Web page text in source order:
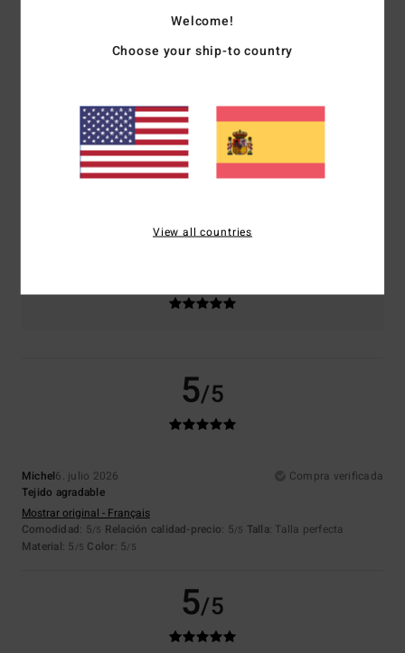
basado en2 reseñas verificadasdesde mayo 2026
Comodidad
5.0
Relación calidad-precio
5/5
Michel6. julio 2026
Compra verificada
Tejido agradable
Mostrar original - Français
Comodidad: 5/5 Relación calidad-precio: 5/5 Talla: Talla perfecta
Material: 5 /5 Color: 5/5
5/5
Welcome!
Choose your ship-to country
View all countries